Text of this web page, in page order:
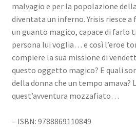
malvagio e per la popolazione
diventata un inferno. Yrisis riesce a
un guanto magico, capace di farlo
persona lui voglia… e così l’eroe
compiere la sua missione di
questo oggetto magico? E quali
della donna che un tempo amava?
quest’avventura mozzafiato…
– ISBN: 9788869110849